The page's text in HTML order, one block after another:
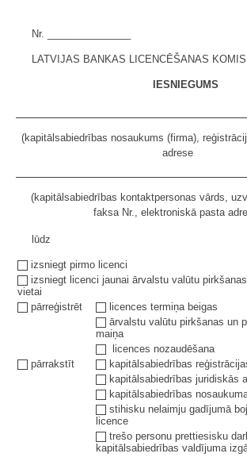
Nr. _______________
LATVIJAS BANKAS LICENCĒŠANAS
IESNIEGUMS
(kapitālsabiedrības nosaukums (firma),
adrese
(kapitālsabiedrības kontaktpersonas vārds,
faksa Nr., elektroniskā pasta
lūdz
izsniegt pirmo licenci
izsniegt licenci jaunai ārvalstu valūtu
vietai
pārreģistrēt
licences termiņa beigas
ārvalstu valūtu pirkšanas un
maiņa
licences nozaudēšana
pārrakstīt
kapitālsabiedrības
kapitālsabiedrības juridiskās
kapitālsabiedrības
stihisku nelaimju gadījumā
licence
trešo personu prettiesisku
kapitālsabiedrības valdījuma